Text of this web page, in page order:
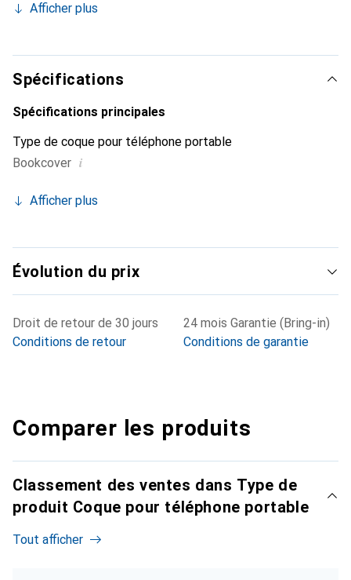
l'accessoire chic et indispensable pour votre smartphone.
ses produits de haute qualité et constitue un choix fiable
pour une clientèle exigeante.
Afficher plus
Spécifications
Spécifications principales
Type de coque pour téléphone portable
Bookcover i
Afficher plus
Évolution du prix
Droit de retour de 30 jours
Conditions de retour
24 mois Garantie (Bring-in)
Conditions de garantie
Comparer les produits
Classement des ventes dans Type de
produit Coque pour téléphone portable
Tout afficher